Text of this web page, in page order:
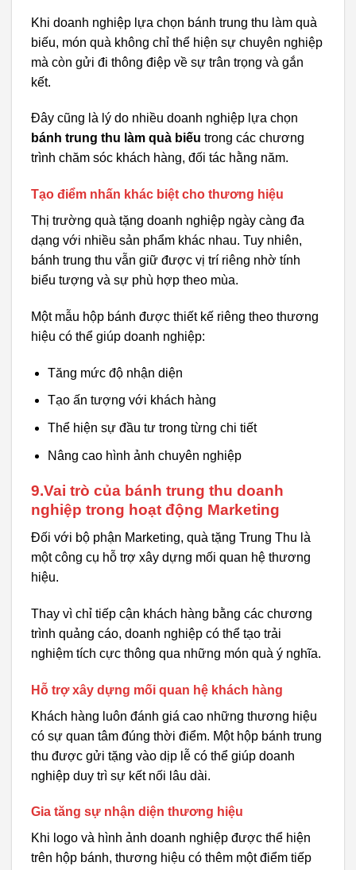
Khi doanh nghiệp lựa chọn bánh trung thu làm quà
biếu, món quà không chỉ thể hiện sự chuyên nghiệp
mà còn gửi đi thông điệp về sự trân trọng và gắn
kết.
Đây cũng là lý do nhiều doanh nghiệp lựa chọn
bánh trung thu làm quà biếu trong các chương
trình chăm sóc khách hàng, đối tác hằng năm.
Tạo điểm nhấn khác biệt cho thương hiệu
Thị trường quà tặng doanh nghiệp ngày càng đa
dạng với nhiều sản phẩm khác nhau. Tuy nhiên,
bánh trung thu vẫn giữ được vị trí riêng nhờ tính
biểu tượng và sự phù hợp theo mùa.
Một mẫu hộp bánh được thiết kế riêng theo thương
hiệu có thể giúp doanh nghiệp:
Tăng mức độ nhận diện
Tạo ấn tượng với khách hàng
Thể hiện sự đầu tư trong từng chi tiết
Nâng cao hình ảnh chuyên nghiệp
9.Vai trò của bánh trung thu doanh
nghiệp trong hoạt động Marketing
Đối với bộ phận Marketing, quà tặng Trung Thu là
một công cụ hỗ trợ xây dựng mối quan hệ thương
hiệu.
Thay vì chỉ tiếp cận khách hàng bằng các chương
trình quảng cáo, doanh nghiệp có thể tạo trải
nghiệm tích cực thông qua những món quà ý nghĩa.
Hỗ trợ xây dựng mối quan hệ khách hàng
Khách hàng luôn đánh giá cao những thương hiệu
có sự quan tâm đúng thời điểm. Một hộp bánh trung
thu được gửi tặng vào dịp lễ có thể giúp doanh
nghiệp duy trì sự kết nối lâu dài.
Gia tăng sự nhận diện thương hiệu
Khi logo và hình ảnh doanh nghiệp được thể hiện
trên hộp bánh, thương hiệu có thêm một điểm tiếp